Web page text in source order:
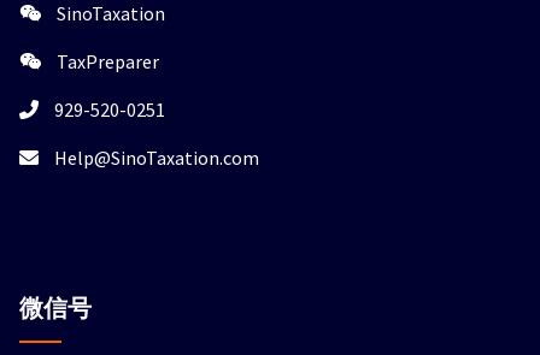
SinoTaxation
TaxPreparer
929-520-0251
Help@SinoTaxation.com
微信号